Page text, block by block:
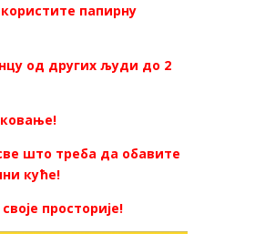
папирну
од других људи до 2
што треба да обавите
куће!
просторије!